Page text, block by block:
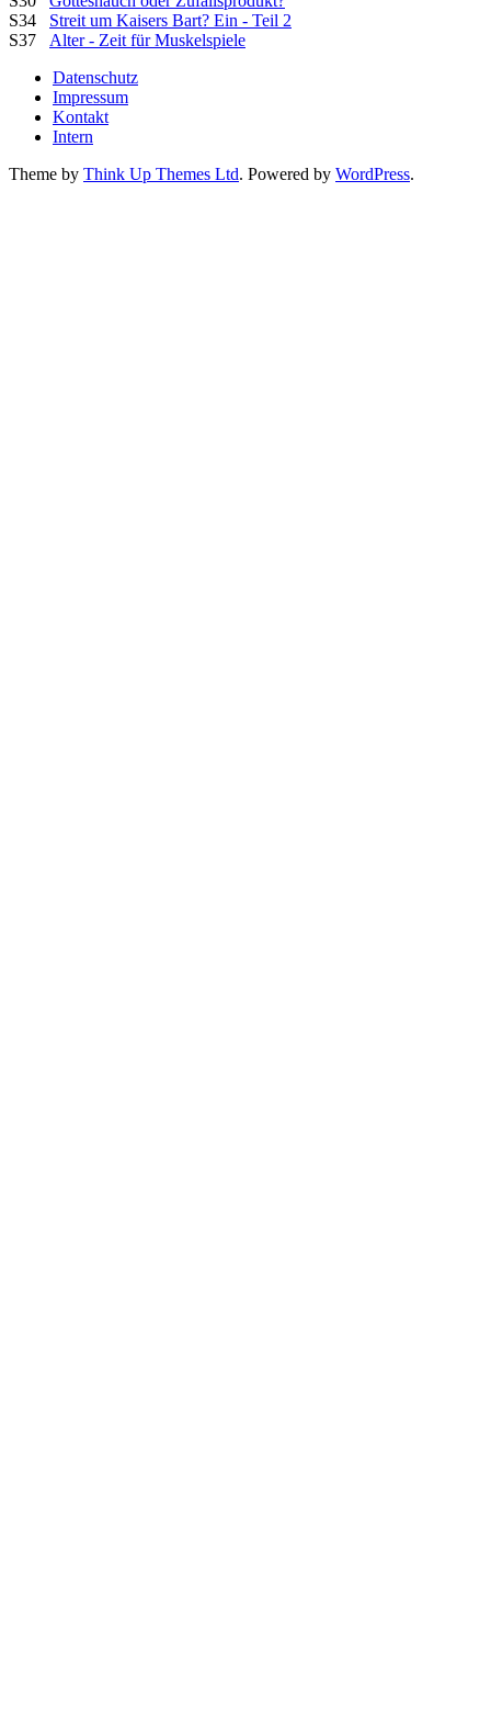
S34 Streit um Kaisers Bart? Ein - Teil 2
S37 Alter - Zeit für Muskelspiele
Datenschutz
Impressum
Kontakt
Intern
Theme by Think Up Themes Ltd. Powered by WordPress.